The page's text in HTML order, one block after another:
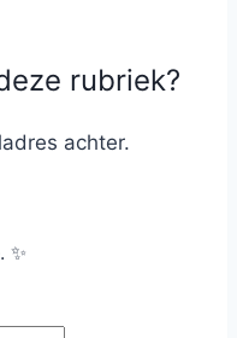
rubriek?
achter.
✨